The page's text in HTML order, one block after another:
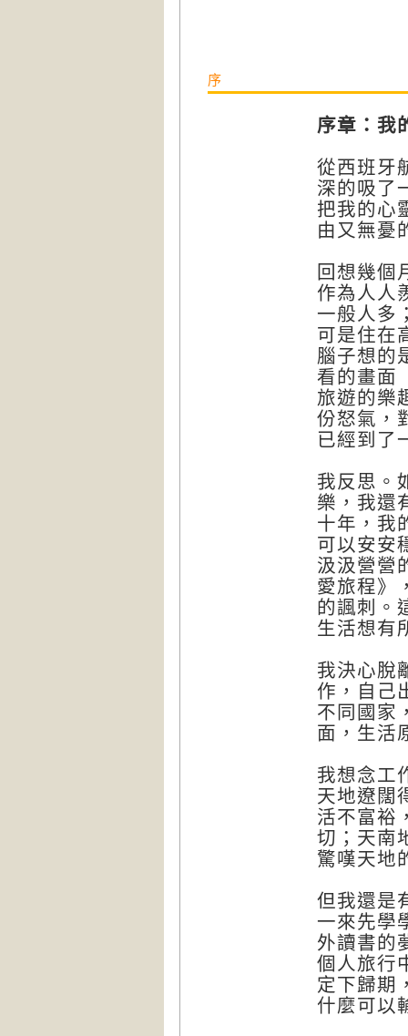
序
序章：我
從西班牙
深的吸了
把我的心
由又無憂
回想幾個
作為人人
一般人多
可是住在
腦子想的
看的畫面
旅遊的樂
份怒氣，
已經到了
我反思。
樂，我還
十年，我
可以安安
汲汲營營
愛旅程》
的諷刺。
生活想有
我決心脫
作，自己
不同國家
面，生活
我想念工
天地遼闊
活不富裕
切；天南
驚嘆天地
但我還是
一來先學
外讀書的
個人旅行
定下歸期
什麼可以